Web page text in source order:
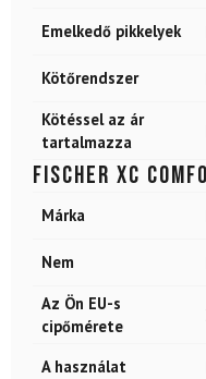
Emelkedő pikkelyek
Kötőrendszer
Kötéssel az ár
tartalmazza
FISCHER XC
Márka
Nem
Az Ön EU-s
cipőmérete
A használat